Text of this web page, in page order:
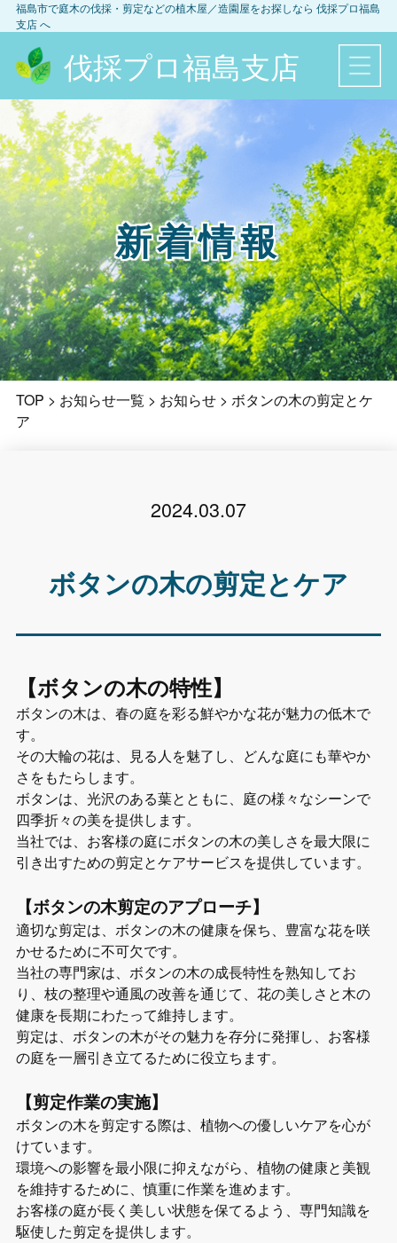
福島市で庭木の伐採・剪定などの植木屋／造園屋をお探しなら 伐採プロ福島
支店へ
伐採プロ福島支店
新着情報
TOP > お知らせ一覧 > お知らせ> ボタンの木の剪定とケ
ア
2024.03.07
ボタンの木の剪定とケア
【ボタンの木の特性】
ボタンの木は、春の庭を彩る鮮やかな花が魅力の低木で
す。
その大輪の花は、見る人を魅了し、どんな庭にも華やか
さをもたらします。
ボタンは、光沢のある葉とともに、庭の様々なシーンで
四季折々の美を提供します。
当社では、お客様の庭にボタンの木の美しさを最大限に
引き出すための剪定とケアサービスを提供しています。
【ボタンの木剪定のアプローチ】
適切な剪定は、ボタンの木の健康を保ち、豊富な花を咲
かせるために不可欠です。
当社の専門家は、ボタンの木の成長特性を熟知してお
り、枝の整理や通風の改善を通じて、花の美しさと木の
健康を長期にわたって維持します。
剪定は、ボタンの木がその魅力を存分に発揮し、お客様
の庭を一層引き立てるために役立ちます。
【剪定作業の実施】
ボタンの木を剪定する際は、植物への優しいケアを心が
けています。
環境への影響を最小限に抑えながら、植物の健康と美観
を維持するために、慎重に作業を進めます。
お客様の庭が長く美しい状態を保てるよう、専門知識を
駆使した剪定を提供します。